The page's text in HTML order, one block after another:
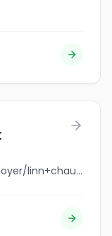
jobbank.gc.ca/browsejobs/employer/linn+chau+restaurant/ca